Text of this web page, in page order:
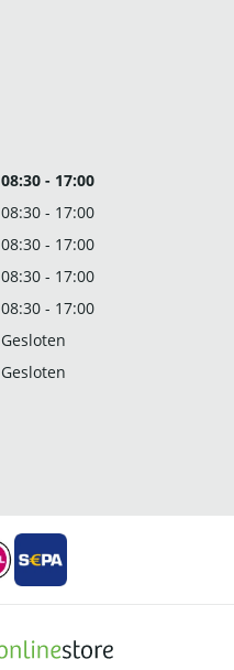
08:30 - 17:00
08:30 - 17:00
08:30 - 17:00
08:30 - 17:00
08:30 - 17:00
Gesloten
Gesloten